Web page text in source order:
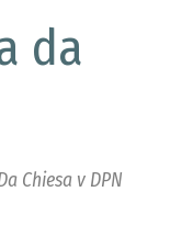
da
Chiesa v DPN